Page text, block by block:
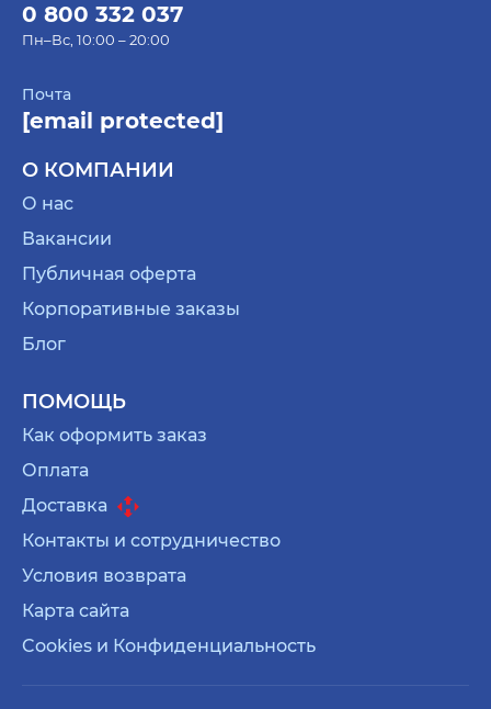
0 800 332 037
Пн–Вс, 10:00 – 20:00
Почта
[email protected]
О КОМПАНИИ
О нас
Вакансии
Публичная оферта
Корпоративные заказы
Блог
ПОМОЩЬ
Как оформить заказ
Оплата
Доставка
Контакты и сотрудничество
Условия возврата
Карта сайта
Cookies и Конфиденциальность